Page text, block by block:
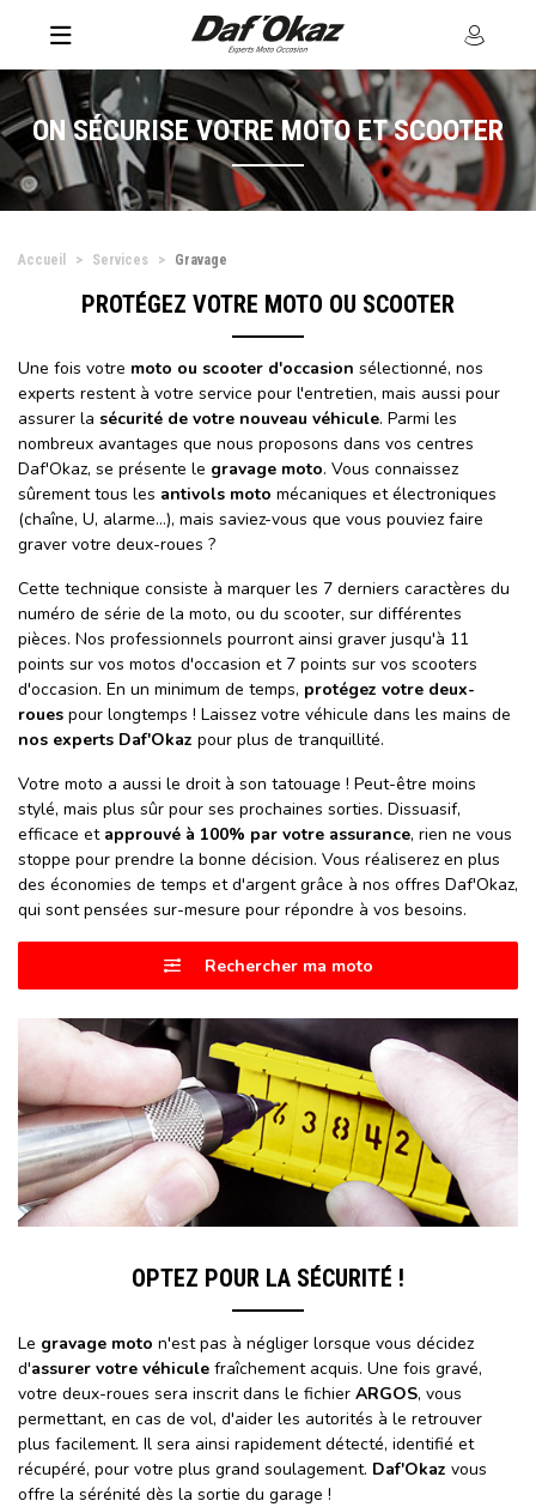
ON SÉCURISE VOTRE MOTO ET SCOOTER
Accueil Services Gravage
PROTÉGEZ VOTRE MOTO OU SCOOTER
Une fois votre moto ou scooter d'occasion sélectionné, nos
experts restent à votre service pour l'entretien, mais aussi pour
assurer la sécurité de votre nouveau véhicule. Parmi les
nombreux avantages que nous proposons dans vos centres
Daf'Okaz, se présente le gravage moto. Vous connaissez
sûrement tous les antivols moto mécaniques et électroniques
(chaîne, U, alarme…), mais saviez-vous que vous pouviez faire
graver votre deux-roues ?
Cette technique consiste à marquer les 7 derniers caractères du
numéro de série de la moto, ou du scooter, sur différentes
pièces. Nos professionnels pourront ainsi graver jusqu'à 11
points sur vos motos d'occasion et 7 points sur vos scooters
d'occasion. En un minimum de temps, protégez votre deux-
roues pour longtemps ! Laissez votre véhicule dans les mains de
nos experts Daf'Okaz pour plus de tranquillité.
Votre moto a aussi le droit à son tatouage ! Peut-être moins
stylé, mais plus sûr pour ses prochaines sorties. Dissuasif,
efficace et approuvé à 100% par votre assurance, rien ne vous
stoppe pour prendre la bonne décision. Vous réaliserez en plus
des économies de temps et d'argent grâce à nos offres Daf'Okaz,
qui sont pensées sur-mesure pour répondre à vos besoins.
Rechercher ma moto
OPTEZ POUR LA SÉCURITÉ !
Le gravage moto n'est pas à négliger lorsque vous décidez
d'assurer votre véhicule fraîchement acquis. Une fois gravé,
votre deux-roues sera inscrit dans le fichier ARGOS, vous
permettant, en cas de vol, d'aider les autorités à le retrouver
plus facilement. Il sera ainsi rapidement détecté, identifié et
récupéré, pour votre plus grand soulagement. Daf'Okaz vous
offre la sérénité dès la sortie du garage !